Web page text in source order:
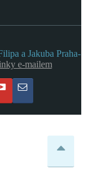
a Jakuba Praha-
e-mailem